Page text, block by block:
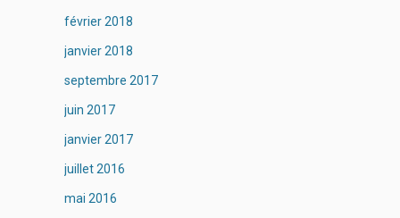
février 2018
janvier 2018
septembre 2017
juin 2017
janvier 2017
juillet 2016
mai 2016